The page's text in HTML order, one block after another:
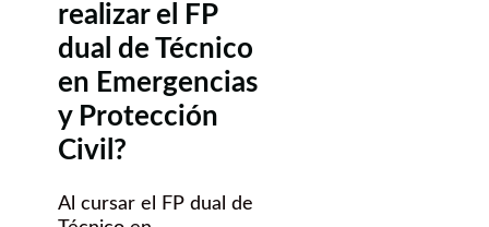
realizar el FP
dual de Técnico
en Emergencias
y Protección
Civil?
Al cursar el FP dual de